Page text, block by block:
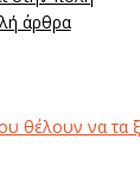
άρθρα
θέλουν να τα